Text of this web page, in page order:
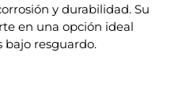
y durabilidad. Su
en una opción ideal
bajo resguardo.